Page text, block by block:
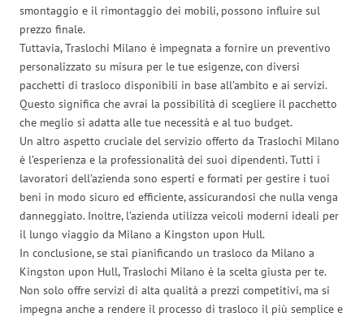
smontaggio e il rimontaggio dei mobili, possono influire sul
prezzo finale.
Tuttavia, Traslochi Milano è impegnata a fornire un preventivo
personalizzato su misura per le tue esigenze, con diversi
pacchetti di trasloco disponibili in base all’ambito e ai servizi.
Questo significa che avrai la possibilità di scegliere il pacchetto
che meglio si adatta alle tue necessità e al tuo budget.
Un altro aspetto cruciale del servizio offerto da Traslochi Milano
è l’esperienza e la professionalità dei suoi dipendenti. Tutti i
lavoratori dell’azienda sono esperti e formati per gestire i tuoi
beni in modo sicuro ed efficiente, assicurandosi che nulla venga
danneggiato. Inoltre, l’azienda utilizza veicoli moderni ideali per
il lungo viaggio da Milano a Kingston upon Hull.
In conclusione, se stai pianificando un trasloco da Milano a
Kingston upon Hull, Traslochi Milano è la scelta giusta per te.
Non solo offre servizi di alta qualità a prezzi competitivi, ma si
impegna anche a rendere il processo di trasloco il più semplice e